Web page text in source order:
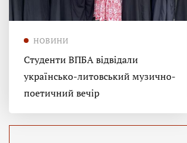
НОВИНИ
Студенти ВПБА відвідали
українсько-литовський музично-
поетичний вечір